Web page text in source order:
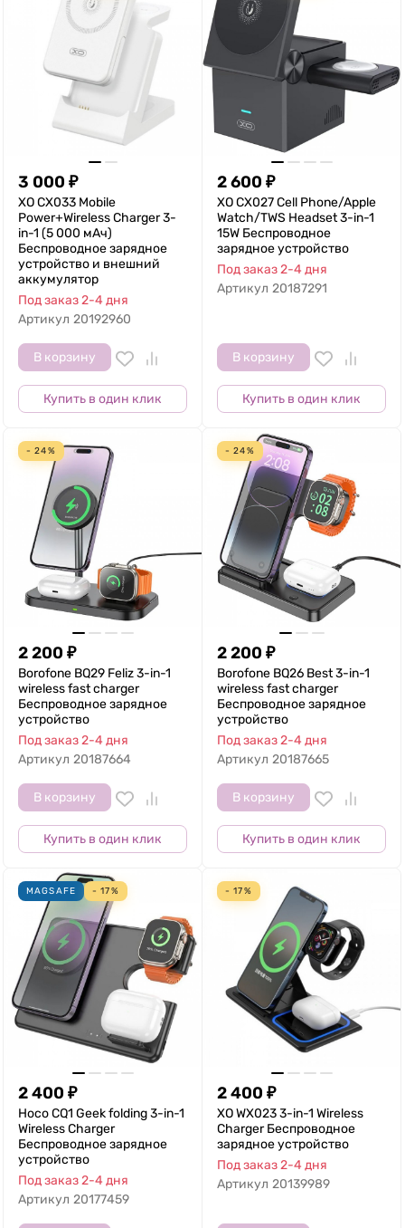
3 000 ₽
XO CX033 Mobile
Power+Wireless Charger 3-
in-1 (5 000 мАч)
Беспроводное зарядное
устройство и внешний
аккумулятор
Под заказ 2-4 дня
Артикул 20192960
В корзину
Купить в один клик
2 600 ₽
XO CX027 Cell Phone/Apple
Watch/TWS Headset 3-in-1
15W Беспроводное
зарядное устройство
Под заказ 2-4 дня
Артикул 20187291
В корзину
Купить в один клик
- 24%
2 200 ₽
Borofone BQ29 Feliz 3-in-1
wireless fast charger
Беспроводное зарядное
устройство
Под заказ 2-4 дня
Артикул 20187664
В корзину
Купить в один клик
- 24%
2 200 ₽
Borofone BQ26 Best 3-in-1
wireless fast charger
Беспроводное зарядное
устройство
Под заказ 2-4 дня
Артикул 20187665
В корзину
Купить в один клик
MAGSAFE - 17%
2 400 ₽
Hoco CQ1 Geek folding 3-in-1
Wireless Charger
Беспроводное зарядное
устройство
Под заказ 2-4 дня
Артикул 20177459
- 17%
2 400 ₽
XO WX023 3-in-1 Wireless
Charger Беспроводное
зарядное устройство
Под заказ 2-4 дня
Артикул 20139989